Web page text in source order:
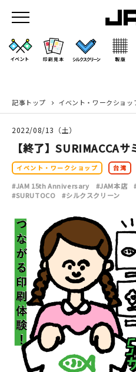
JAMのこと
お店/ワークスペース
イベント
印刷見本
シルクスクリーン
無地素材
記事トップ イベント・ワークショッ
2022/08/13（土）
【終了】SURIMACCA
イベント・ワークショップ 台湾
#JAM 15th Anniversary #JAM本店
#SURUTOCO
#シルクスクリーン